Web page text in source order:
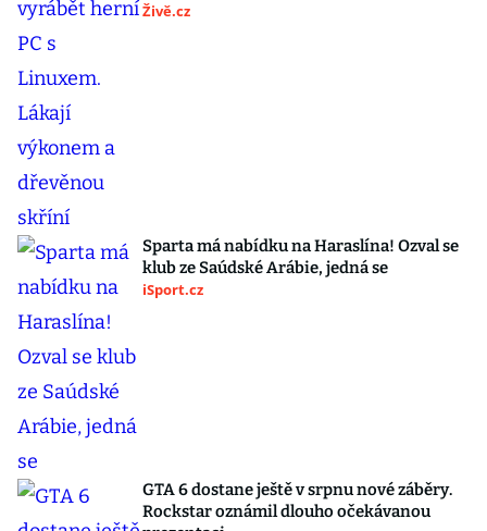
Živě.cz
Sparta má nabídku na Haraslína! Ozval se
klub ze Saúdské Arábie, jedná se
iSport.cz
GTA 6 dostane ještě v srpnu nové záběry.
Rockstar oznámil dlouho očekávanou